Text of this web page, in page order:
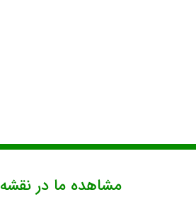
مشاهده ما در نقشه